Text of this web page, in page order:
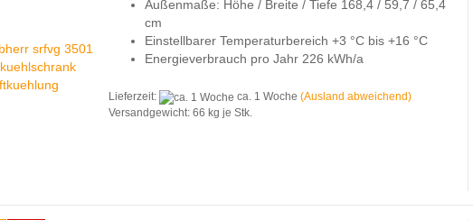
Außenmaße: Höhe / Breite / Tiefe 168,4 / 59,7 / 65,4
cm
Einstellbarer Temperaturbereich +3 °C bis +16 °C
Energieverbrauch pro Jahr 226 kWh/a
Lieferzeit: ca. 1 Woche (Ausland abweichend)
Versandgewicht: 66 kg je Stk.